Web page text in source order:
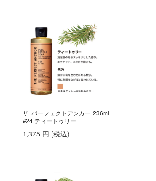
ザ･パーフェクトアンカー 236ml
#24 ティートゥリー
1,375 円 (税込)